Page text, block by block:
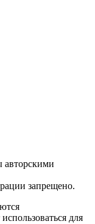
авторскими
запрещено.
для